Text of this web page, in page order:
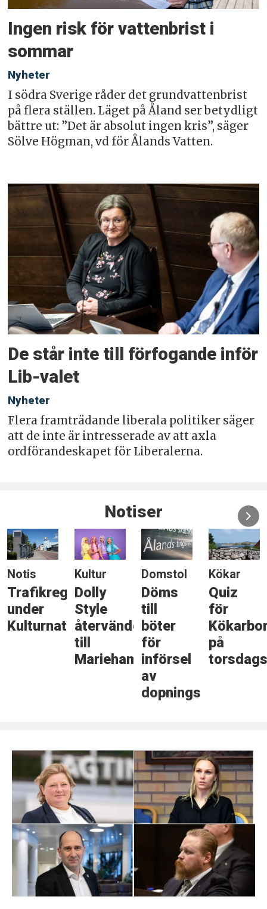
Ingen risk för vattenbrist i
sommar
Nyheter
I södra Sverige råder det grundvattenbrist
på flera ställen. Läget på Åland ser betydligt
bättre ut: ”Det är absolut ingen kris”, säger
Sölve Högman, vd för Ålands Vatten.
De står inte till förfogande inför
Lib-valet
Nyheter
Flera framträdande liberala politiker säger
att de inte är intresserade av att axla
ordförandeskapet för Liberalerna.
Notiser
Notis
Trafikreglering
under
Kulturnatten
Kultur
Dolly
Style
återvänder
till
Mariehamn
Domstol
Döms
till
böter
för
införsel
av
dopningsmedel
Kökar
Quiz
för
på